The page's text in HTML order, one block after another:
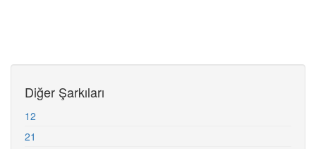
Diğer Şarkıları
12
21